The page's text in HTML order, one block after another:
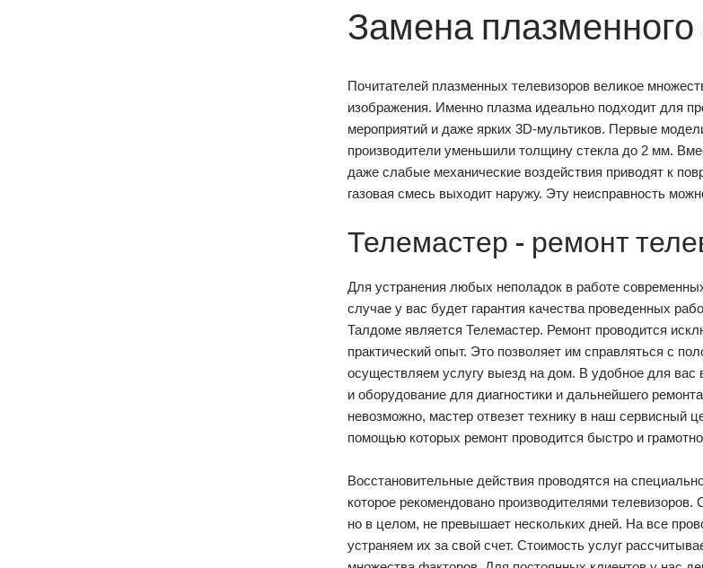
Замена плазменного
Почитателей плазменных телевизоров великое
изображения. Именно плазма идеально подходит для
мероприятий и даже ярких 3D-мультиков. Первые
производители уменьшили толщину стекла до 2 мм.
даже слабые механические воздействия приводят к
газовая смесь выходит наружу. Эту неисправность
Телемастер - ремонт
Для устранения любых неполадок в работе
случае у вас будет гарантия качества проведенных
Талдоме является Телемастер. Ремонт проводится
практический опыт. Это позволяет им справляться с
осуществляем услугу выезд на дом. В удобное для
и оборудование для диагностики и дальнейшего
невозможно, мастер отвезет технику в наш сервисный
помощью которых ремонт проводится быстро и
Восстановительные действия проводятся на
которое рекомендовано производителями
но в целом, не превышает нескольких дней. На все
устраняем их за свой счет. Стоимость услуг